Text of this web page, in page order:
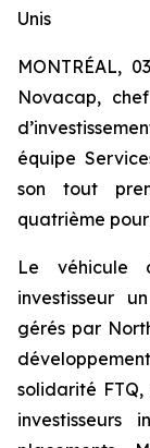
Unis
MONTRÉAL,
Novacap,
équipe
son tout
quatrième
Le véhicule
investisseur
gérés par
solidarité
investisseurs